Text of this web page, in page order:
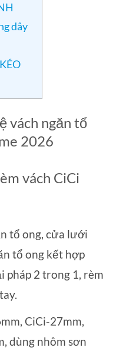
dây
vách ngăn tổ
2026
vách CiCi
tổ ong, cửa lưới
tổ ong kết hợp
pháp 2 trong 1, rèm
CiCi-27mm,
dùng nhôm sơn